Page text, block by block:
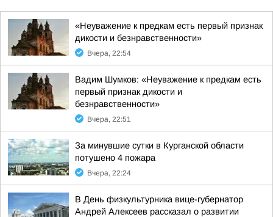
«Неуважение к предкам есть первый признак
дикости и безнравственности»
Вчера, 22:54
Вадим Шумков: «Неуважение к предкам есть
первый признак дикости и
безнравственности»
Вчера, 22:51
За минувшие сутки в Курганской области
потушено 4 пожара
Вчера, 22:24
В День физкультурника вице-губернатор
Андрей Алексеев рассказал о развитии